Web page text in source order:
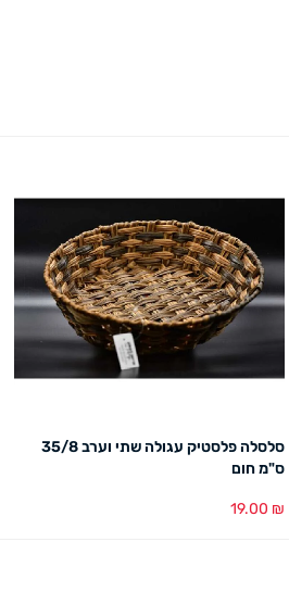
סלסלה פלסטיק עגולה שתי וערב 35/8
ס"מ חום
19.00 ₪